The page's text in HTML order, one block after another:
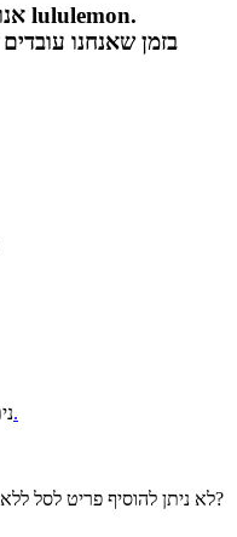
אנו מרעננים את חוויית הקנייה באתר lululemon.
בזמן שאנחנו
חנויות המותג.
לא ניתן להוסיף פריט לסל ללא בדיקת איזור השילוח. האם ברצונך לסגור?